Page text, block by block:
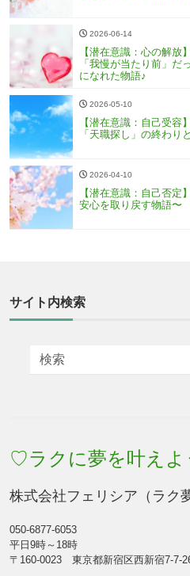
2026-06-14
【潜在意識：心の解放
「我慢が当たり前」だ
になれた物語♪
2026-05-10
【潜在意識：自己受容
「天職探し」の終わり
2026-04-10
【潜在意識：自己否定
安心を取り戻す物語〜
サイト内検索
♡ラクに夢を叶え
株式会社フェリシア（ラク
050-6877-6053
平日9時～18時
〒160-0023 東京都新宿区西新宿7-7-